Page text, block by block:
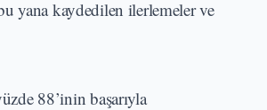
yana kaydedilen ilerlemeler ve
88’inin başarıyla